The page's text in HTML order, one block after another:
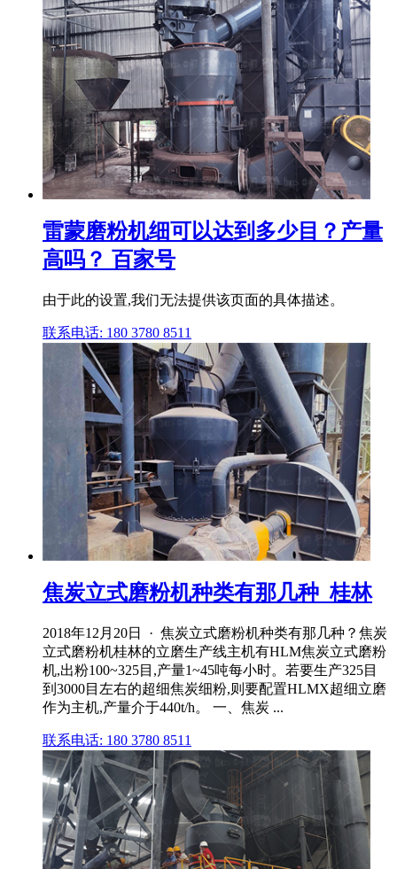
雷蒙磨粉机细可以达到多少目？产量
高吗？ 百家号
由于此的设置,我们无法提供该页面的具体描述。
联系电话: 180 3780 8511
焦炭立式磨粉机种类有那几种_桂林
2018年12月20日 · 焦炭立式磨粉机种类有那几种？焦炭
立式磨粉机桂林的立磨生产线主机有HLM焦炭立式磨粉
机,出粉100~325目,产量1~45吨每小时。若要生产325目
到3000目左右的超细焦炭细粉,则要配置HLMX超细立磨
作为主机,产量介于440t/h。 一、焦炭 ...
联系电话: 180 3780 8511